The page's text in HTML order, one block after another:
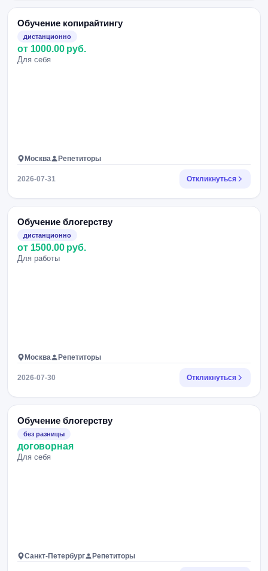
Обучение копирайтингу
дистанционно
от 1000.00 руб.
Для себя
Москва Репетиторы
2026-07-31 Откликнуться
Обучение блогерству
дистанционно
от 1500.00 руб.
Для работы
Москва Репетиторы
2026-07-30 Откликнуться
Обучение блогерству
без разницы
договорная
Для себя
Санкт-Петербург Репетиторы